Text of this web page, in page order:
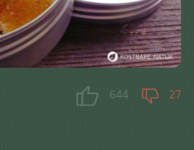
644 27